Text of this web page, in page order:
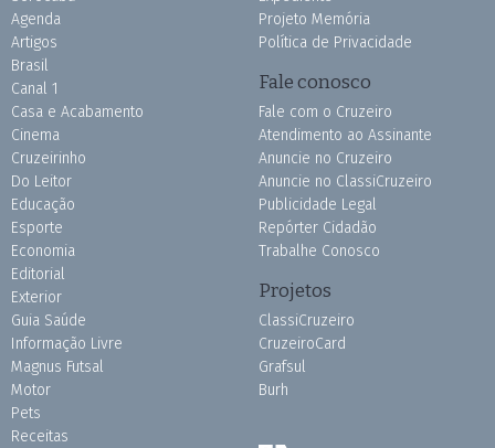
Agenda
Artigos
Brasil
Canal 1
Casa e Acabamento
Cinema
Cruzeirinho
Do Leitor
Educação
Esporte
Economia
Editorial
Exterior
Guia Saúde
Informação Livre
Magnus Futsal
Motor
Pets
Receitas
Projeto Memória
Política de Privacidade
Fale conosco
Fale com o Cruzeiro
Atendimento ao Assinante
Anuncie no Cruzeiro
Anuncie no ClassiCruzeiro
Publicidade Legal
Repórter Cidadão
Trabalhe Conosco
Projetos
ClassiCruzeiro
CruzeiroCard
Grafsul
Burh